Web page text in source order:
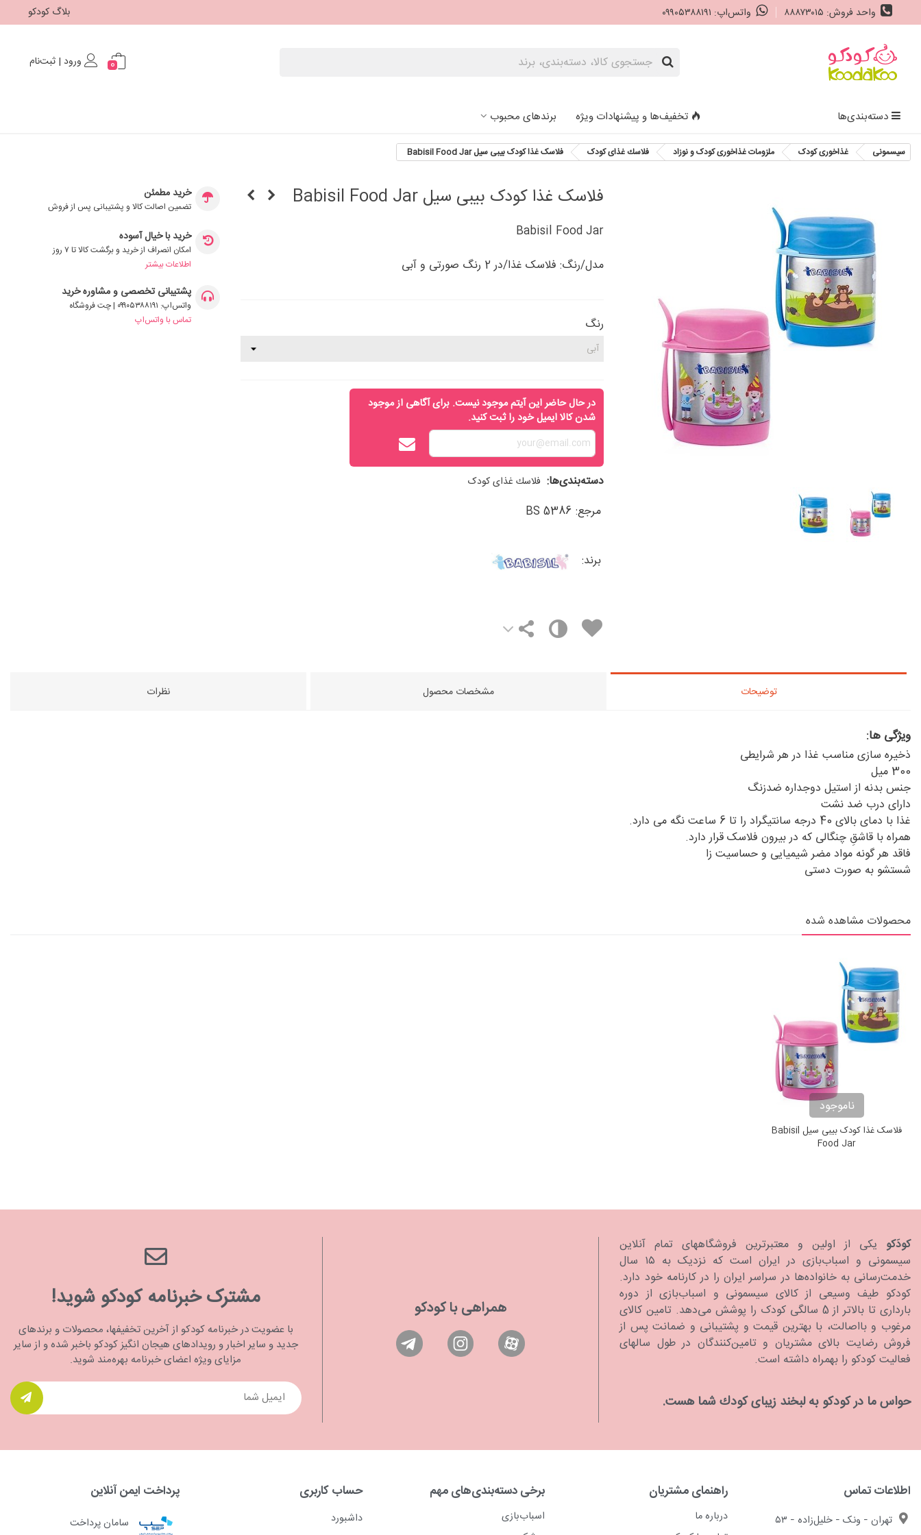
واحد فروش: ۸۸۸۷۳۰۱۵ واتس‌اپ: ۰۹۹۰۵۳۸۸۱۹۱ بلاگ کودکو
0 ورود | ثبت‌نام
دسته‌بندی‌ها تخفیف‌ها و پیشنهادات ویژه برندهای محبوب
سیسمونی غذاخوری کودک ملزومات غذاخوری کودک و نوزاد فلاسك غذای کودک فلاسک غذا کودک بیبی سیل Babisil Food Jar
فلاسک غذا کودک بیبی سیل Babisil Food Jar
Babisil Food Jar
مدل/رنگ: فلاسک غذا/در 2 رنگ صورتی و آبی
رنگ
در حال حاضر این آیتم موجود نیست. برای آگاهی از موجود
شدن کالا ایمیل خود را ثبت کنید.
دسته‌بندی‌ها: فلاسك غذای کودک
مرجع: BS 5386
برند:
خرید مطمئن
تضمین اصالت کالا و پشتیبانی پس از فروش
خرید با خیال آسوده
امکان انصراف از خرید و برگشت کالا تا ۷ روز
اطلاعات بیشتر
پشتیبانی تخصصی و مشاوره خرید
واتس‌اپ: ۰۹۹۰۵۳۸۸۱۹۱ | چت فروشگاه
تماس با واتس‌اپ
توضیحات مشخصات محصول نظرات
ویژگی ها:
ذخیره سازی مناسب غذا در هر شرایطی
300 میل
جنس بدنه از استیل دوجداره ضدزنگ
دارای درب ضد نشت
غذا با دمای بالای 40 درجه سانتیگراد را تا 6 ساعت نگه می دارد.
همراه با قاشقِ چنگالی که در بیرون فلاسک قرار دارد.
فاقد هر گونه مواد مضر شیمیایی و حساسیت زا
شستشو به صورت دستی
محصولات مشاهده شده
ناموجود
فلاسک غذا کودک بیبی سیل Babisil
Food Jar
کودَکو یکی از اولین و معتبرترین فروشگاههای تمام آنلاین
سیسمونی و اسباب‌بازی در ایران است که نزدیک به ۱۵ سال
خدمت‌رسانی به خانواده‌ها در سراسر ایران را در کارنامه خود دارد.
كودكو طیف وسیعی از کالای سیسمونی و اسباب‌بازی از دوره
بارداری تا بالاتر از 5 سالگی کودک را پوشش می‌دهد. تامین کالای
مرغوب و بااصالت، با بهترین قیمت و پشتیبانی و ضمانت پس از
فروش رضایت بالای مشتریان و تامین‌کنندگان در طول سالهای
فعالیت کودکو را بهمراه داشته است.
حواس ما در كودكو به لبخند زیبای كودك شما هست.
همراهی با کودکو مشترک خبرنامه کودکو شوید!
با عضویت در خبرنامه کودکو از آخرین تخفیفها، محصولات و برندهای
جدید و سایر اخبار و رویدادهای هیجان انگیز کودکو باخبر شده و از سایر
مزایای ویژه اعضای خبرنامه بهره‌مند شوید.
اطلاعات تماس
تهران - ونک - خلیل‌زاده - ۵۳
راهنمای مشتریان
درباره ما
برخی دسته‌بندی‌های مهم
اسباب‌بازی
حساب کاربری
داشبورد
پرداخت ایمن آنلاین
سامان پرداخت